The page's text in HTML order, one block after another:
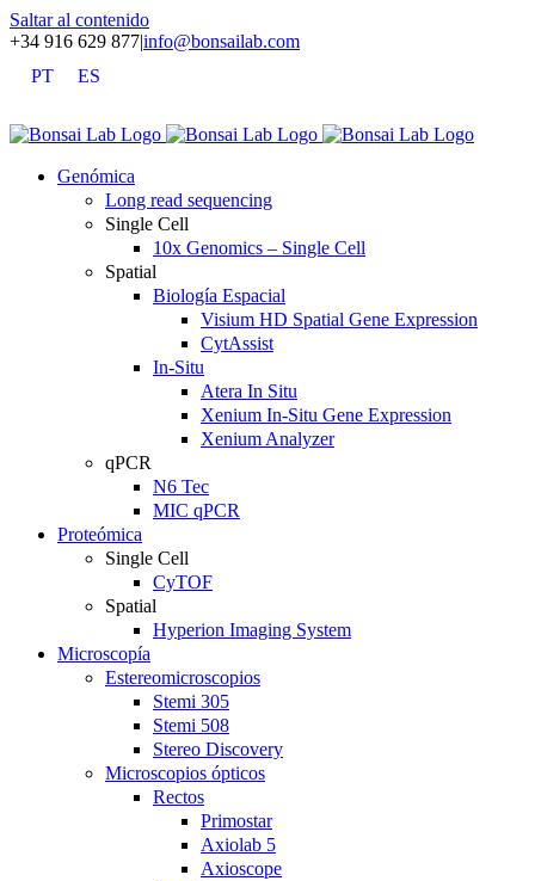
Saltar al contenido
+34 916 629 877|info@bonsailab.com
PT
ES
Genómica
Long read sequencing
Single Cell
10x Genomics – Single Cell
Spatial
Biología Espacial
Visium HD Spatial Gene Expression
CytAssist
In-Situ
Atera In Situ
Xenium In-Situ Gene Expression
Xenium Analyzer
qPCR
N6 Tec
MIC qPCR
Proteómica
Single Cell
CyTOF
Spatial
Hyperion Imaging System
Microscopía
Estereomicroscopios
Stemi 305
Stemi 508
Stereo Discovery
Microscopios ópticos
Rectos
Primostar
Axiolab 5
Axioscope